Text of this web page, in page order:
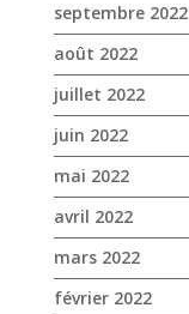
septembre 2022
août 2022
juillet 2022
juin 2022
mai 2022
avril 2022
mars 2022
février 2022